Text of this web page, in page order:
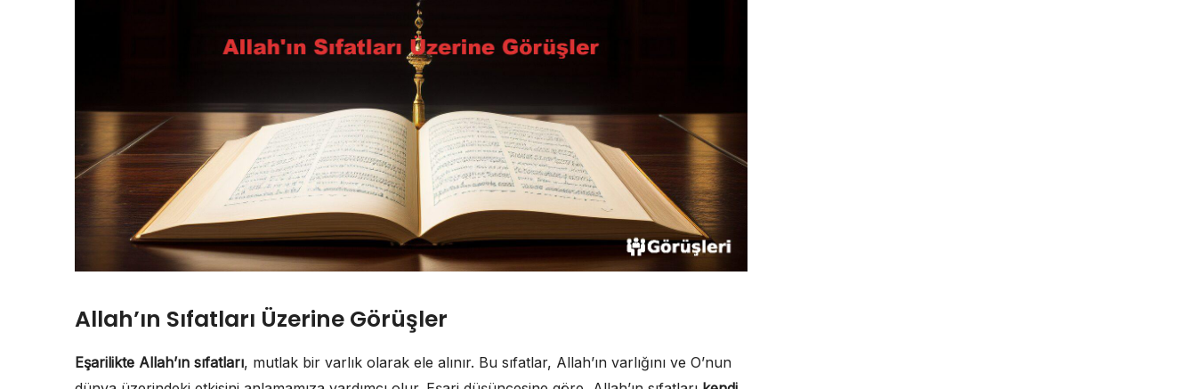
Allah’ın Sıfatları Üzerine Görüşler
Eşarilikte Allah’ın sıfatları, mutlak bir varlık olarak ele alınır. Bu sıfatlar, Allah’ın varlığını ve O’nun